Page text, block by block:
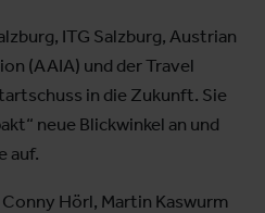
ITG Salzburg, Austrian
(AAIA) und der Travel
in die Zukunft. Sie
neue Blickwinkel an und
auf.
Hörl, Martin Kaswurm